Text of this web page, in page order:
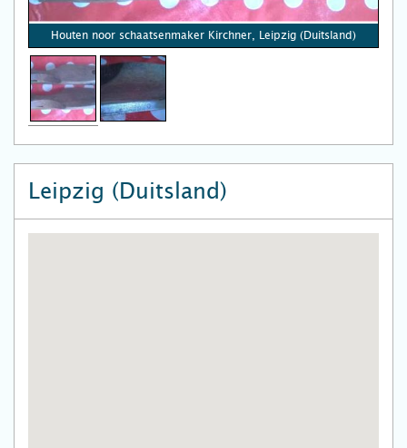
Houten noor schaatsenmaker Kirchner, Leipzig (Duitsland)
Leipzig (Duitsland)